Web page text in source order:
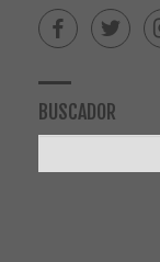
BUSCADOR